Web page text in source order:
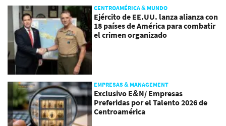
CENTROAMÉRICA & MUNDO
Ejército de EE.UU. lanza alianza con
18 países de América para combatir
el crimen organizado
EMPRESAS & MANAGEMENT
Exclusivo E&N/ Empresas
Preferidas por el Talento 2026 de
Centroamérica